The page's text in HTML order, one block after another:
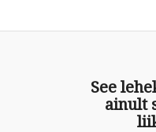
See
ainult